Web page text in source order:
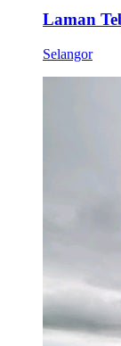
Laman
Selangor